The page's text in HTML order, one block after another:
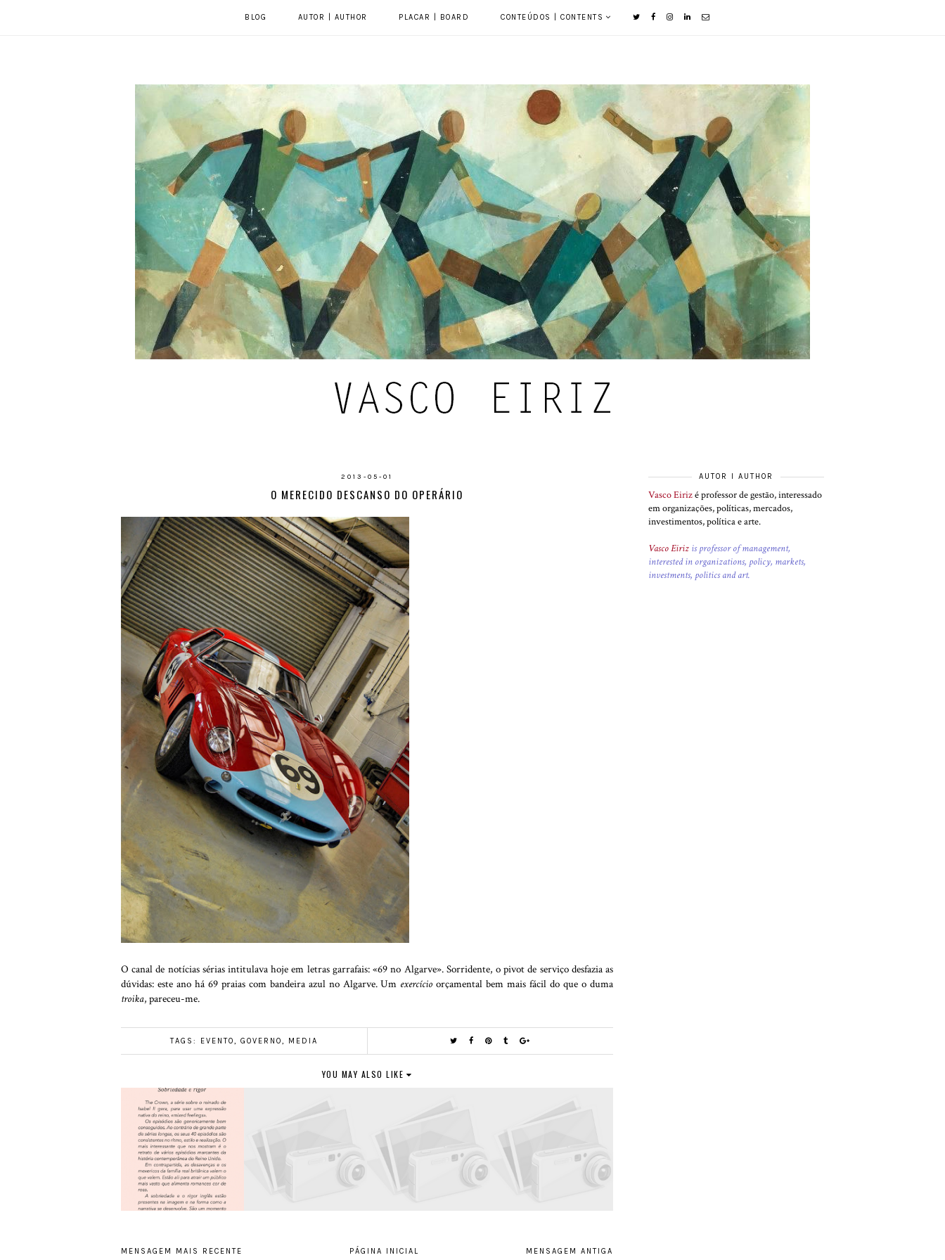
BLOG AUTOR | AUTHOR PLACAR | BOARD CONTEÚDOS | CONTENTS
2013-05-01
O MERECIDO DESCANSO DO OPERÁRIO
O canal de notícias sérias intitulava hoje em letras garrafais: «69 no Algarve». Sorridente, o pivot de serviço desfazia as
dúvidas: este ano há 69 praias com bandeira azul no Algarve. Um exercício orçamental bem mais fácil do que o duma
troika, pareceu-me.
TAGS: EVENTO, GOVERNO, MEDIA
YOU MAY ALSO LIKE
MENSAGEM MAIS RECENTE MENSAGEM ANTIGA
PÁGINA INICIAL
AUTOR I AUTHOR
Vasco Eirizé professor de gestão, interessado
em organizações, políticas, mercados,
investimentos, política e arte.
Vasco Eiriz is professor of management,
interested in organizations, policy, markets,
investments, politics and art.